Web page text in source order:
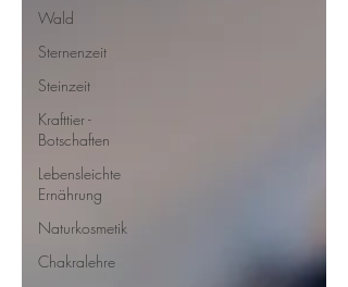
Wald
Sternenzeit
Steinzeit
Krafttier -
Botschaften
Lebensleichte
Ernährung
Naturkosmetik
Chakralehre